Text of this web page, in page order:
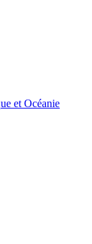
et Océanie